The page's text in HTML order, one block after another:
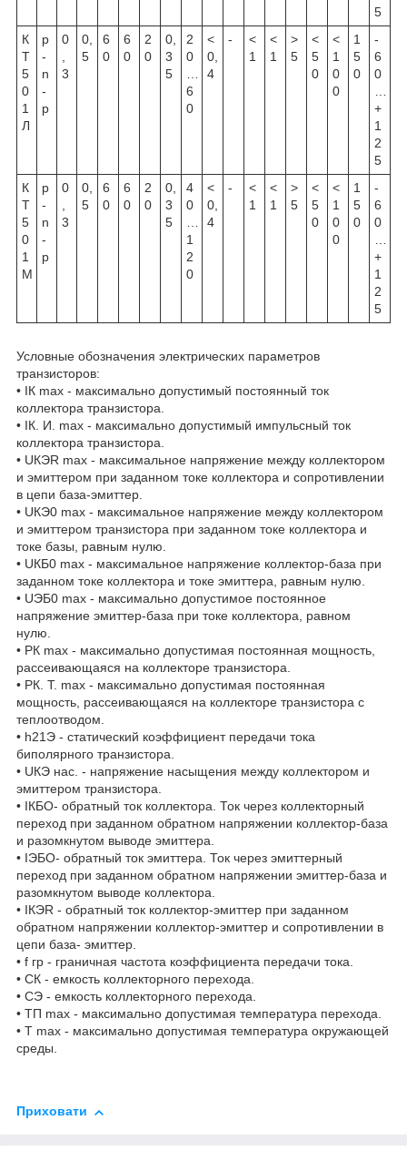
5
К
Т
5
0
1
Л
p
-
n
-
p
0
,
3
0,
5
6
0
6
0
2
0
0,
3
5
2
0
…
6
0
<
0,
4
-
<
1
<
1
>
5
<
5
0
<
1
0
0
1
5
0
-
6
0
…
+
1
2
5
К
Т
5
0
1
М
p
-
n
-
p
0
,
3
0,
5
6
0
6
0
2
0
0,
3
5
4
0
…
1
2
0
<
0,
4
-
<
1
<
1
>
5
<
5
0
<
1
0
0
1
5
0
-
6
0
…
+
1
2
5
Условные обозначения электрических параметров
транзисторов:
• IК max - максимально допустимый постоянный ток
коллектора транзистора.
• IК. И. max - максимально допустимый импульсный ток
коллектора транзистора.
• UКЭR max - максимальное напряжение между коллектором
и эмиттером при заданном токе коллектора и сопротивлении
в цепи база-эмиттер.
• UКЭ0 max - максимальное напряжение между коллектором
и эмиттером транзистора при заданном токе коллектора и
токе базы, равным нулю.
• UКБ0 max - максимальное напряжение коллектор-база при
заданном токе коллектора и токе эмиттера, равным нулю.
• UЭБ0 max - максимально допустимое постоянное
напряжение эмиттер-база при токе коллектора, равном
нулю.
• РК max - максимально допустимая постоянная мощность,
рассеивающаяся на коллекторе транзистора.
• РК. Т. max - максимально допустимая постоянная
мощность, рассеивающаяся на коллекторе транзистора с
теплоотводом.
• h21Э - статический коэффициент передачи тока
биполярного транзистора.
• UКЭ нас. - напряжение насыщения между коллектором и
эмиттером транзистора.
• IКБО- обратный ток коллектора. Ток через коллекторный
переход при заданном обратном напряжении коллектор-база
и разомкнутом выводе эмиттера.
• IЭБО- обратный ток эмиттера. Ток через эмиттерный
переход при заданном обратном напряжении эмиттер-база и
разомкнутом выводе коллектора.
• IКЭR - обратный ток коллектор-эмиттер при заданном
обратном напряжении коллектор-эмиттер и сопротивлении в
цепи база- эмиттер.
• f гр - граничная частота коэффициента передачи тока.
• СК - емкость коллекторного перехода.
• СЭ - емкость коллекторного перехода.
• ТП max - максимально допустимая температура перехода.
• Т max - максимально допустимая температура окружающей
среды.
Приховати